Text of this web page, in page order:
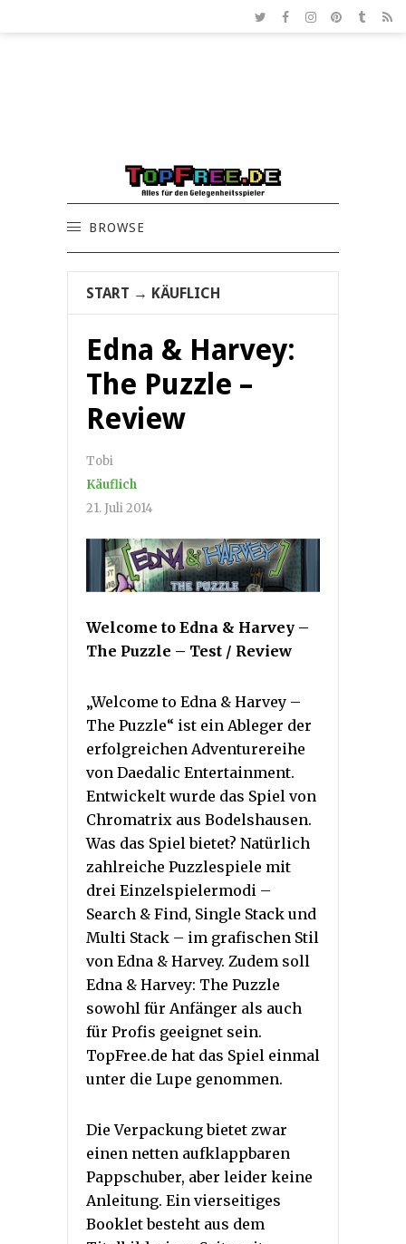
BROWSE
START → KÄUFLICH
Edna & Harvey:
The Puzzle –
Review
Tobi
Käuflich
21. Juli 2014
Welcome to Edna & Harvey –
The Puzzle – Test / Review
„Welcome to Edna & Harvey –
The Puzzle“ ist ein Ableger der
erfolgreichen Adventurereihe
von Daedalic Entertainment.
Entwickelt wurde das Spiel von
Chromatrix aus Bodelshausen.
Was das Spiel bietet? Natürlich
zahlreiche Puzzlespiele mit
drei Einzelspielermodi –
Search & Find, Single Stack und
Multi Stack – im grafischen Stil
von Edna & Harvey. Zudem soll
Edna & Harvey: The Puzzle
sowohl für Anfänger als auch
für Profis geeignet sein.
TopFree.de hat das Spiel einmal
unter die Lupe genommen.
Die Verpackung bietet zwar
einen netten aufklappbaren
Pappschuber, aber leider keine
Anleitung. Ein vierseitiges
Booklet besteht aus dem